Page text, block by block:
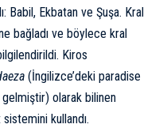
Babil, Ekbatan ve Şuşa. Kral
bağladı ve böylece kral
Kiros
(İngilizce’deki paradise
olarak bilinen
kullandı.